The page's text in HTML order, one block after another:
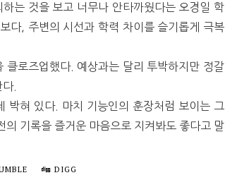
는 것을 보고 너무나 안타까웠다는 오경일 학
다, 주변의 시선과 학력 차이를 슬기롭게 극복
클로즈업했다. 예상과는 달리 투박하지만 정갈
.
박혀 있다. 마치 기능인의 훈장처럼 보이는 그
기록을 즐거운 마음으로 지켜봐도 좋다고 말
DIGG